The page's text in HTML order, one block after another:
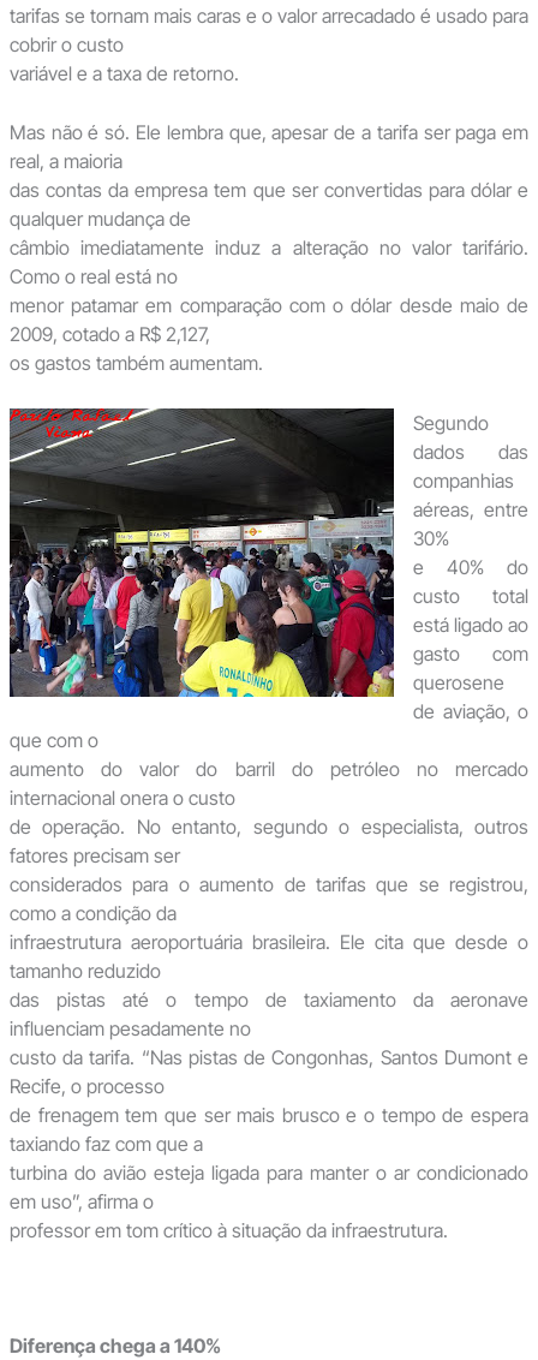
tarifas se tornam mais caras e o valor arrecadado é usado para
cobrir o custo
variável e a taxa de retorno.
Mas não é só. Ele lembra que, apesar de a tarifa ser paga em
real, a maioria
das contas da empresa tem que ser convertidas para dólar e
qualquer mudança de
câmbio imediatamente induz a alteração no valor tarifário.
Como o real está no
menor patamar em comparação com o dólar desde maio de
2009, cotado a R$ 2,127,
os gastos também aumentam.
Segundo
dados das
companhias
aéreas, entre
30%
e 40% do
custo total
está ligado ao
gasto com
querosene
de aviação, o
que com o
aumento do valor do barril do petróleo no mercado
internacional onera o custo
de operação. No entanto, segundo o especialista, outros
fatores precisam ser
considerados para o aumento de tarifas que se registrou,
como a condição da
infraestrutura aeroportuária brasileira. Ele cita que desde o
tamanho reduzido
das pistas até o tempo de taxiamento da aeronave
influenciam pesadamente no
custo da tarifa. “Nas pistas de Congonhas, Santos Dumont e
Recife, o processo
de frenagem tem que ser mais brusco e o tempo de espera
taxiando faz com que a
turbina do avião esteja ligada para manter o ar condicionado
em uso”, afirma o
professor em tom crítico à situação da infraestrutura.
Diferença chega a 140%